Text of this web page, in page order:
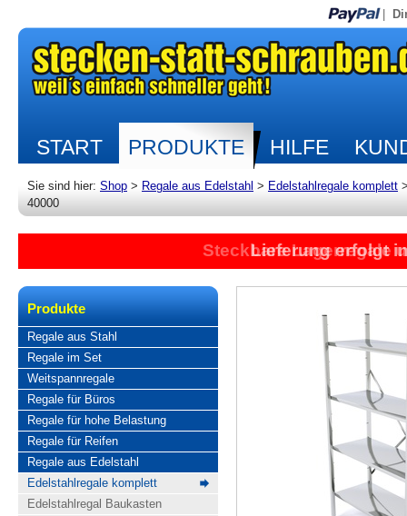
START PRODUKTE HILFE
Sie sind hier: Shop > Regale aus Edelstahl > Edelstahlregale komplett
40000
Steckbare Lagerregale
Lieferung erfolgt
Produkte
Regale aus Stahl
Regale im Set
Weitspannregale
Regale für Büros
Regale für hohe Belastung
Regale für Reifen
Regale aus Edelstahl
Edelstahlregale komplett
Edelstahlregal Baukasten